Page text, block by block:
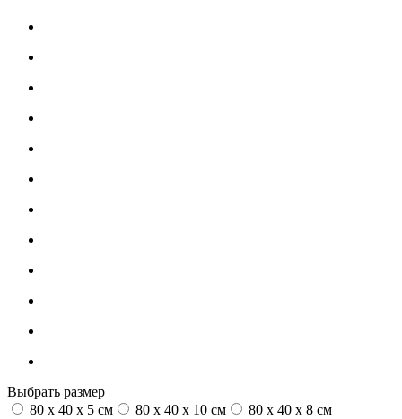
Выбрать размер
80 x 40 x 5 см
80 x 40 x 10 см
80 x 40 x 8 см